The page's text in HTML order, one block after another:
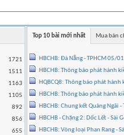
1721
1511
1163
1105
892
856
655
Top 10 bài mới nhất Mua bán
HBCHB: Đà Nẵng - TPHCM 05/
HBCHB: Thông báo phát hành
HQBCQ8: Thông báo phát
HBCHB: Thông báo phát hành
HBCHB: Chung kết Quảng Ngãi
HBCHB - Chặng 2: Dốc Lết - Sài
HBCHB: Vòng loại Phan Rang -